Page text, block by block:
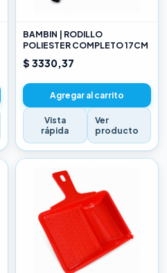
BAMBIN | RODILLO
POLIESTER COMPLETO 17CM
$ 3330,37
Agregar al carrito
Vista
rápida
Ver
producto